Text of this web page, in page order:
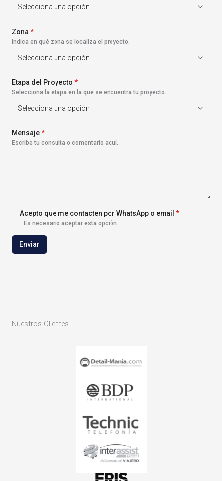
o
1
Zona *
Indica en qué zona se localiza el proyecto.
Etapa del Proyecto *
Selecciona la etapa en la que se encuentra tu proyecto.
Mensaje*
Escribe tu consulta o comentario aquí.
Acepto que me contacten por WhatsApp o email *
Es necesario aceptar esta opción.
Enviar
Nuestros Clientes